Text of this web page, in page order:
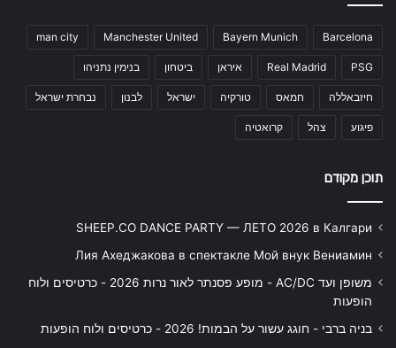
Barcelona
Bayern Munich
Manchester United
man city
PSG
Real Madrid איראן ביטחון בנימין נתניהו
חיזבאללה חמאס טורקיה ישראל לבנון נבחרת ישראל
פיגוע צהל קרואטיה
תוכן מקודם
SHEEP.CO DANCE PARTY — ЛЕТО 2026 в Калгари
Лия Ахеджакова в спектакле Мой внук Вениамин
משופן ועד AC/DC - מופע פסנתר לאור נרות 2026 - כרטיסים ולוח
הופעות
בניה ברבי - חוגג עשור על הבמות! 2026 - כרטיסים ולוח הופעות